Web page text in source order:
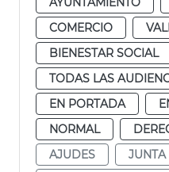
COMERCIO
BIENESTAR SOCIAL
TODAS LAS
EN PORTADA
NORMAL
AJUDES
JUNTA